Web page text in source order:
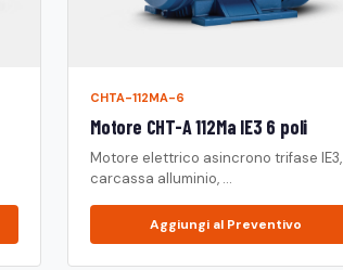
CHTA-112MA-6
Motore CHT-A 112Ma IE3 6 poli
Motore elettrico asincrono trifase IE3,
carcassa alluminio, ...
Aggiungi al Preventivo